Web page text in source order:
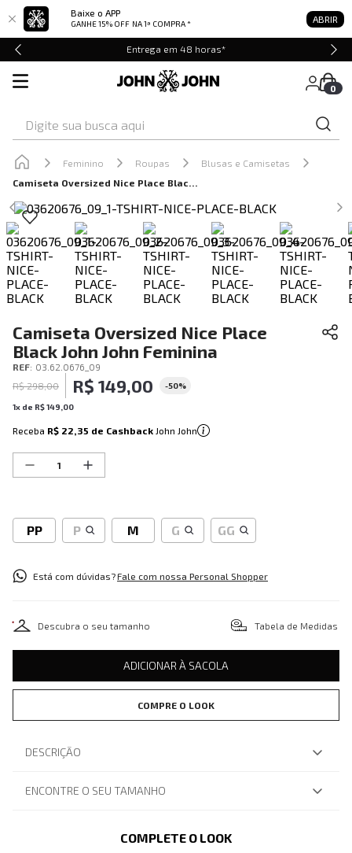
Baixe o APP
GANHE 15% OFF NA 1ª COMPRA * ABRIR
Entrega em 48 horas*
0
Feminino Roupas
Blusas e Camisetas
Camiseta Oversized Nice Place Black John John Feminina
Camiseta Oversized Nice Place
Black John John Feminina
REF: 03.62.0676_09
R$ 298,00 R$ 149,00 -50%
1x de R$149 00
Receba R$ 22,35 de Cashback John John
PP P M G GG
Está com dúvidas?Fale com nossa Personal Shopper
Descubra o seu tamanho Tabela de Medidas
ADICIONAR À SACOLA
COMPRE O LOOK
DESCRIÇÃO
ENCONTRE O SEU TAMANHO
COMPLETE O LOOK